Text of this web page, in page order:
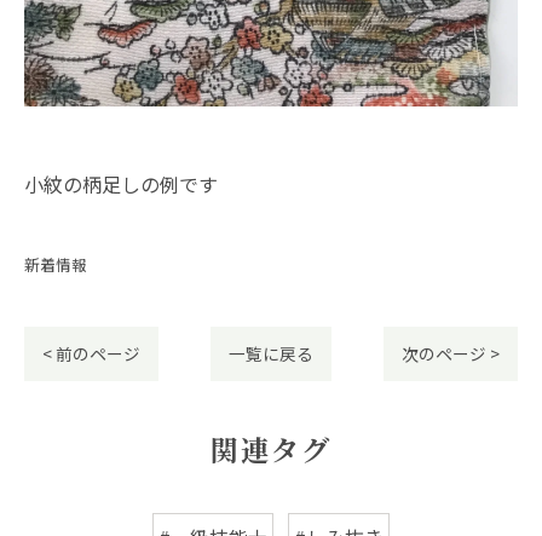
小紋の柄足しの例です
新着情報
< 前のページ 一覧に戻る 次のページ >
関連タグ